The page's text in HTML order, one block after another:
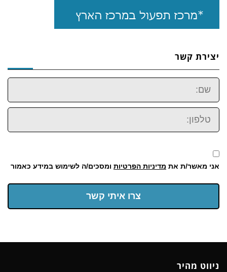
יצירת קשר
שם:
טלפון:
אני מאשר/ת את מדיניות הפרטיות ומסכים/ה לשימוש במידע כאמור
צרו איתי קשר
ניווט מהיר